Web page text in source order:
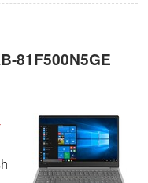
81F500N5GE